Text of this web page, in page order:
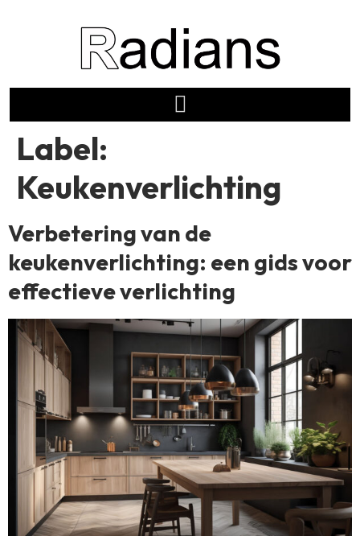
Label:
Keukenverlichting
Verbetering van de
keukenverlichting: een gids voor
effectieve verlichting